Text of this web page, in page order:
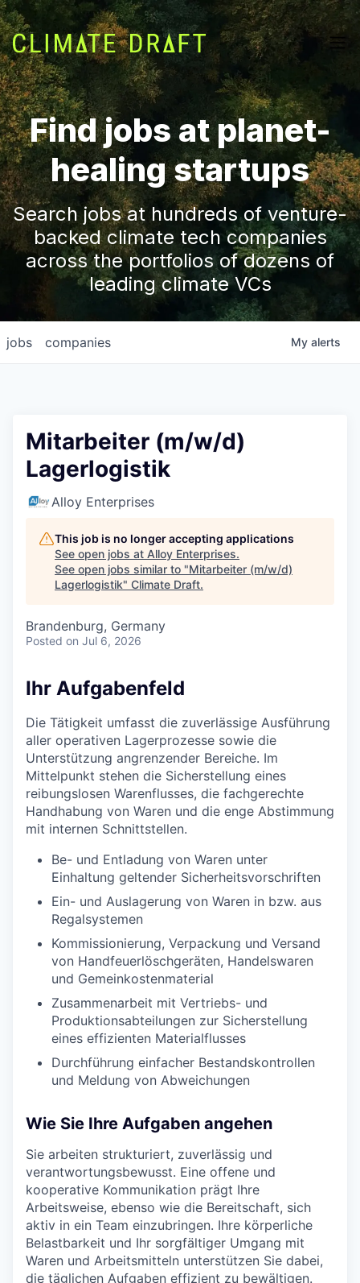
Find jobs at planet-
healing startups
Search jobs at hundreds of venture-
backed climate tech companies
across the portfolios of dozens of
leading climate VCs
jobs companies My alerts
Mitarbeiter (m/w/d)
Lagerlogistik
Alloy Enterprises
This job is no longer accepting applications
See open jobs at Alloy Enterprises.
See open jobs similar to "Mitarbeiter (m/w/d)
Lagerlogistik" Climate Draft.
Brandenburg, Germany
Posted on Jul 6, 2026
Ihr Aufgabenfeld
Die Tätigkeit umfasst die zuverlässige Ausführung
aller operativen Lagerprozesse sowie die
Unterstützung angrenzender Bereiche. Im
Mittelpunkt stehen die Sicherstellung eines
reibungslosen Warenflusses, die fachgerechte
Handhabung von Waren und die enge Abstimmung
mit internen Schnittstellen.
Be- und Entladung von Waren unter
Einhaltung geltender Sicherheitsvorschriften
Ein- und Auslagerung von Waren in bzw. aus
Regalsystemen
Kommissionierung, Verpackung und Versand
von Handfeuerlöschgeräten, Handelswaren
und Gemeinkostenmaterial
Zusammenarbeit mit Vertriebs- und
Produktionsabteilungen zur Sicherstellung
eines effizienten Materialflusses
Durchführung einfacher Bestandskontrollen
und Meldung von Abweichungen
Wie Sie Ihre Aufgaben angehen
Sie arbeiten strukturiert, zuverlässig und
verantwortungsbewusst. Eine offene und
kooperative Kommunikation prägt Ihre
Arbeitsweise, ebenso wie die Bereitschaft, sich
aktiv in ein Team einzubringen. Ihre körperliche
Belastbarkeit und Ihr sorgfältiger Umgang mit
Waren und Arbeitsmitteln unterstützen Sie dabei,
die täglichen Aufgaben effizient zu bewältigen.